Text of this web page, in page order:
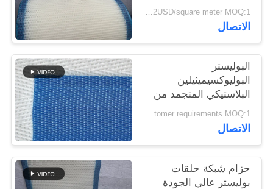
شبكة غسل البولب
1.4-2USD/square meter MOQ:1 متر مربع
الاتصال
البوليستر
البوليوكسيميثيلين
البلاستيكي المتجمد من
الجودة الغذائية الشبكة
المنسوجة الحلزونية برج
وصلة الناقل الشبكة
الحزام
According to customer requirements MOQ:1 متر
الاتصال
حزام شبكة حلقات
بوليستر عالي الجودة